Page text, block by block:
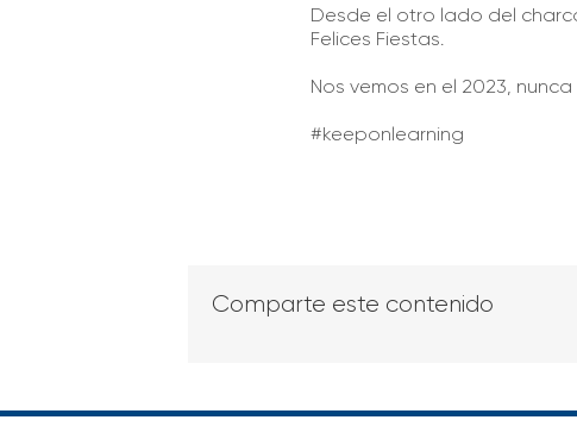
Desde el otro lado del
Felices Fiestas.
Nos vemos en el 2023,
#keeponlearning
Comparte este contenido